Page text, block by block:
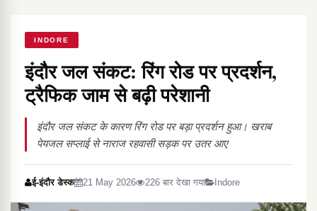
INDORE
इंदौर जल संकट: रिंग रोड पर प्रदर्शन,
ट्रैफिक जाम से बढ़ी परेशानी
इंदौर जल संकट के कारण रिंग रोड पर बड़ा प्रदर्शन हुआ। खराब
पेयजल सप्लाई से नाराज रहवासी सड़क पर उतर आए
ई-इंदौर डेस्क 21 May 2026 226 बार देखा गया Indore